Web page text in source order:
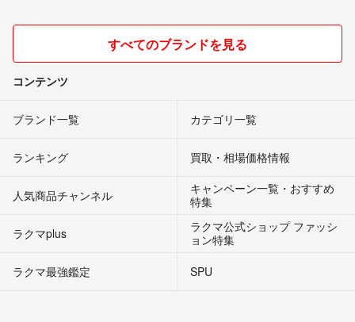
すべてのブランドを見る
コンテンツ
ブランド一覧 カテゴリ一覧
ランキング 買取・相場価格情報
人気商品チャンネル
キャンペーン一覧・おすすめ
特集
ラクマplus
ラクマ公式ショップ ファッシ
ョン特集
ラクマ最強鑑定
SPU